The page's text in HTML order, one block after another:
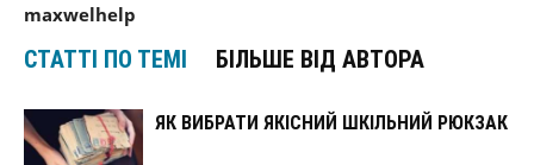
maxwelhelp
СТАТТІ ПО ТЕМІ БІЛЬШЕ ВІД АВТОРА
ЯК ВИБРАТИ ЯКІСНИЙ ШКІЛЬНИЙ РЮКЗАК